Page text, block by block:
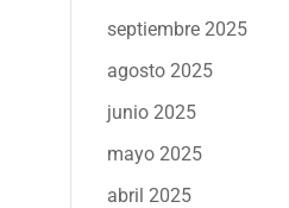
septiembre 2025
agosto 2025
junio 2025
mayo 2025
abril 2025